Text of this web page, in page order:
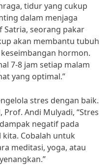
tidur yang cukup
dalam menjaga
Satria, seorang pakar
akan membantu tubuh
hormon.
7-8 jam setiap malam
yang optimal.”
stres dengan baik.
Andi Mulyadi, “Stres
negatif pada
Cobalah untuk
meditasi, yoga, atau